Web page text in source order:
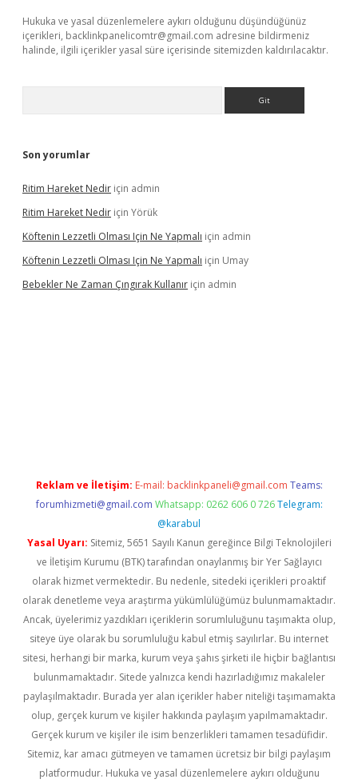
Hukuka ve yasal düzenlemelere aykırı olduğunu düşündüğünüz
içerikleri, backlinkpanelicomtr@gmail.com adresine bildirmeniz
halinde, ilgili içerikler yasal süre içerisinde sitemizden kaldırılacaktır.
Son yorumlar
Ritim Hareket Nedir için admin
Ritim Hareket Nedir için Yörük
Köftenin Lezzetli Olması Için Ne Yapmalı için admin
Köftenin Lezzetli Olması Için Ne Yapmalı için Umay
Bebekler Ne Zaman Çıngırak Kullanır için admin
Reklam ve İletişim: E-mail: backlinkpaneli@gmail.com Teams:
forumhizmeti@gmail.com Whatsapp: 0262 606 0 726 Telegram:
@karabul
Yasal Uyarı: Sitemiz, 5651 Sayılı Kanun gereğince Bilgi Teknolojileri
ve İletişim Kurumu (BTK) tarafından onaylanmış bir Yer Sağlayıcı
olarak hizmet vermektedir. Bu nedenle, sitedeki içerikleri proaktif
olarak denetleme veya araştırma yükümlülüğümüz bulunmamaktadır.
Ancak, üyelerimiz yazdıkları içeriklerin sorumluluğunu taşımakta olup,
siteye üye olarak bu sorumluluğu kabul etmiş sayılırlar. Bu internet
sitesi, herhangi bir marka, kurum veya şahıs şirketi ile hiçbir bağlantısı
bulunmamaktadır. Sitede yalnızca kendi hazırladığımız makaleler
paylaşılmaktadır. Burada yer alan içerikler haber niteliği taşımamakta
olup, gerçek kurum ve kişiler hakkında paylaşım yapılmamaktadır.
Gerçek kurum ve kişiler ile isim benzerlikleri tamamen tesadüfidir.
Sitemiz, kar amacı gütmeyen ve tamamen ücretsiz bir bilgi paylaşım
platformudur. Hukuka ve yasal düzenlemelere aykırı olduğunu